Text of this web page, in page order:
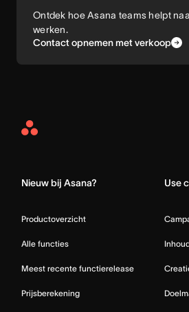
Ontdek hoe Asana teams helpt
werken.
Contact opnemen met verkoop
Asana
Nieuw bij Asana?
Productoverzicht
Alle functies
Meest recente functierelease
Prijsberekening
Use